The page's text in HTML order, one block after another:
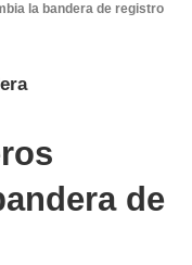
la bandera de registro
de